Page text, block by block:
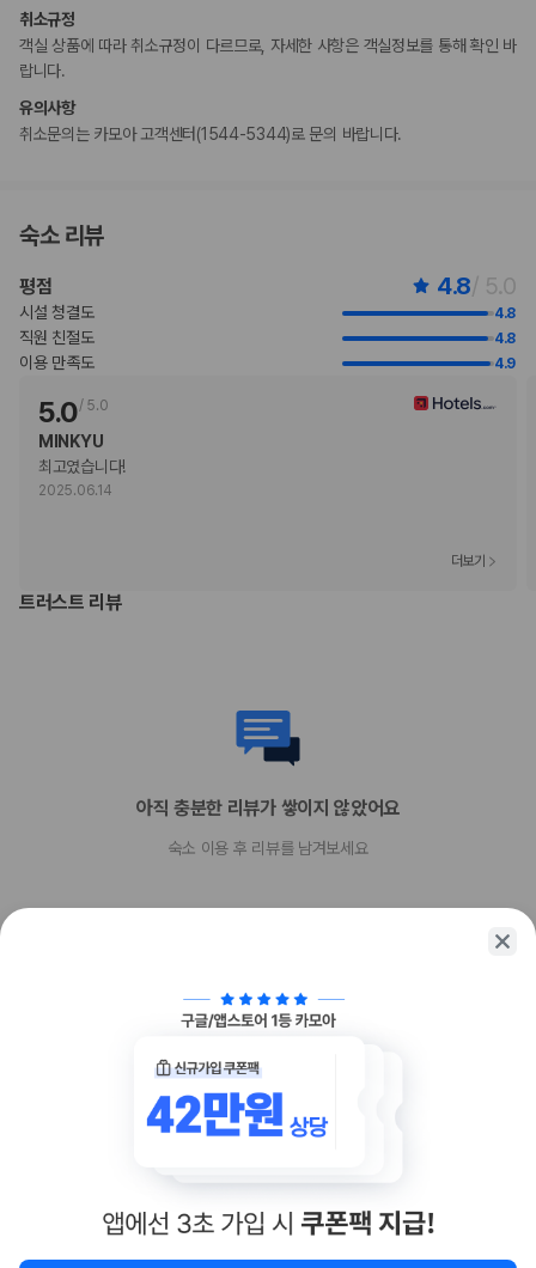
습니다. 명시된 정책은 숙박 시설에서 제공했습니다.
수영장 이용 시간은 08:00 ~ 20:00입니다.
등록된 고객만 객실에 허용됩니다.
이용 상황에 따라 객실 연결이 가능하며, 예약 확인 메일에 나와 있는 번호
로 숙박 시설에 직접 연락하여 요청하실 수 있습니다.
고객의 안전을 위해 모든 거래 시 현금 없이 결제 가능 등의 조치를 시행 중
체크인 또는 체크아웃 시 숙박 시설에서 다음 요금을 청구할 수 있습니다(요금에
보증금: THB 1500(1박 기준)
이 숙박 시설에서 제공한 모든 요금 정보가 포함되어 있습니다.
부가 정보
추가 안내사항
기타 선택사항
뷔페아침 식사 요금: 성인 THB 900, 어린이 THB 450(대략적인 금액)
공항 셔틀 요금: 1인당 THB 250(편도)
추가 요금 지불 시 늦은 체크아웃 가능(객실 이용 상황에 따라 다름)
위 목록에 명시되지 않은 다른 항목이 있을 수 있습니다. 요금 및 보증금은 세전
취소규정
객실 상품에 따라 취소규정이 다르므로, 자세한 사항은 객실정보를 통해 확인 바
랍니다.
유의사항
취소문의는 카모아 고객센터(1544-5344)로 문의 바랍니다.
숙소 리뷰
평점 4.8/ 5.0
시설 청결도 4.8
직원 친절도 4.8
이용 만족도 4.9
5.0/ 5.0
MINKYU
최고였습니다!
2025.06.14
더보기
트러스트 리뷰
아직 충분한 리뷰가 쌓이지 않았어요
숙소 이용 후 리뷰를 남겨보세요
함께 가는 친구에게 정보를 공유해보세요
카카오톡 링크복사